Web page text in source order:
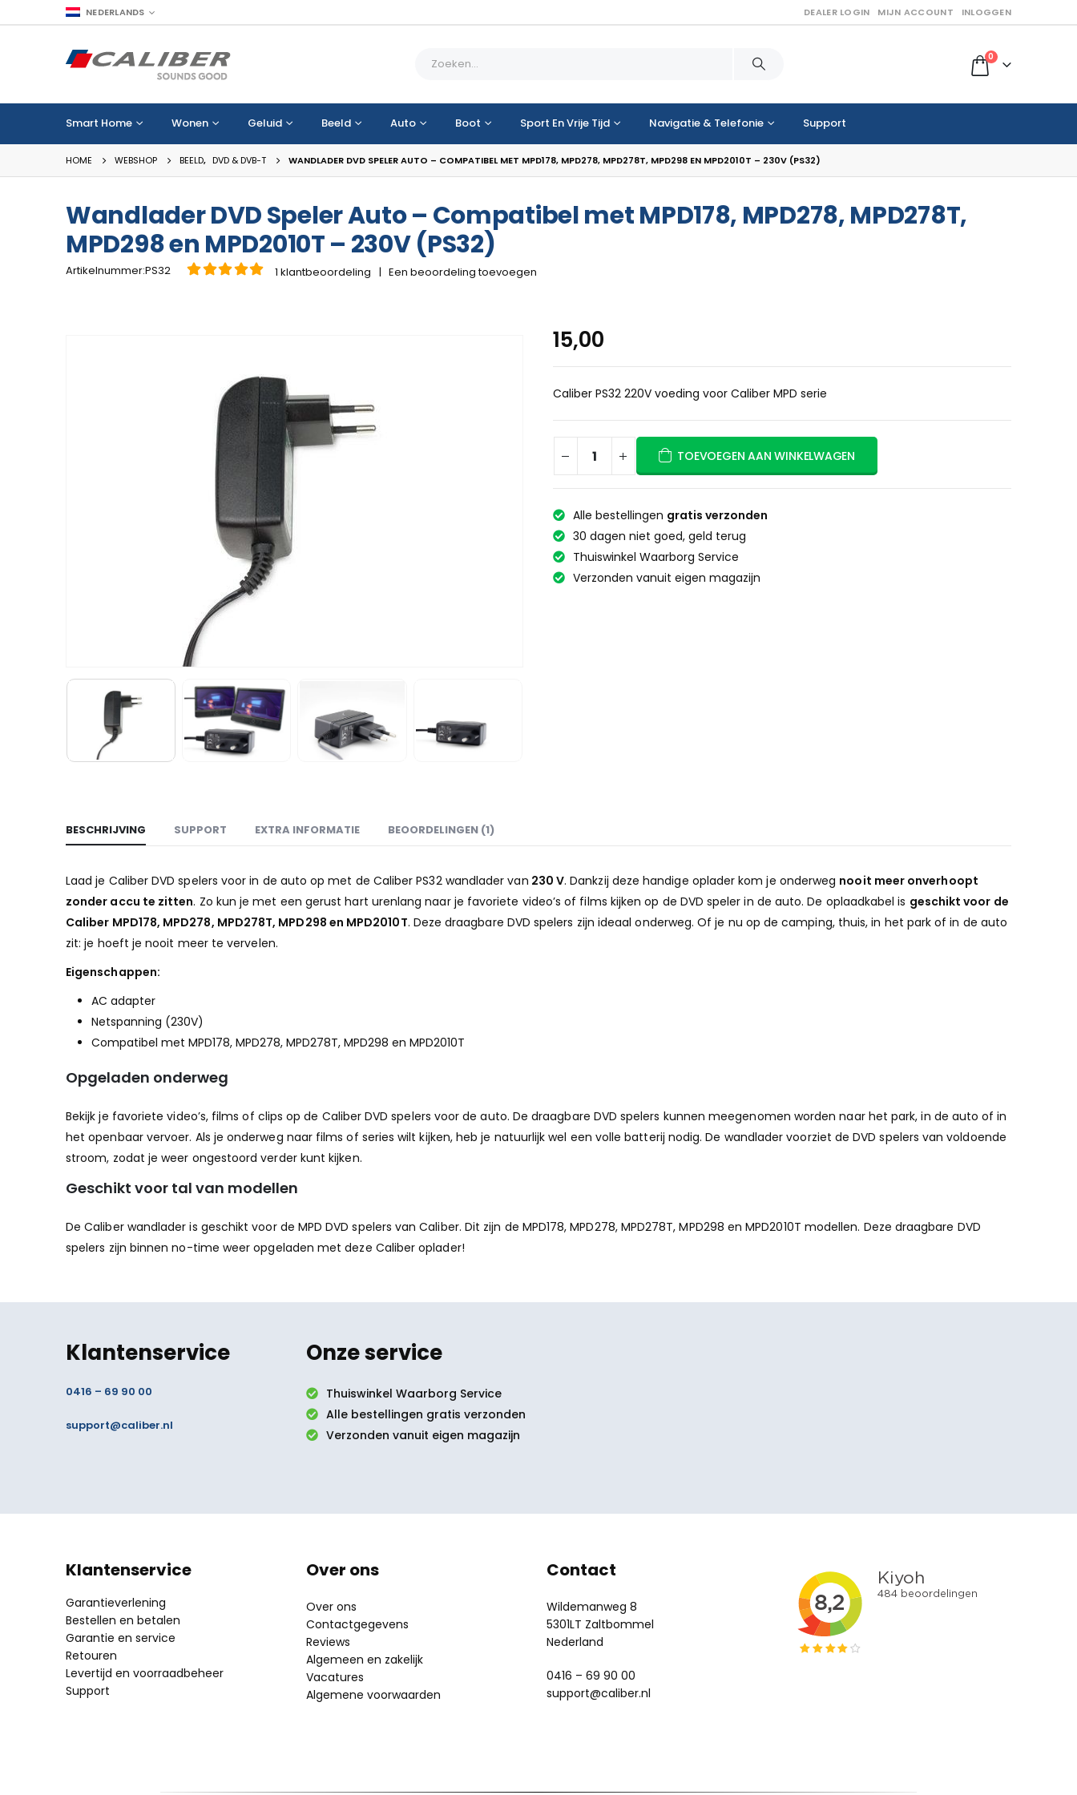
NEDERLANDS DEALER LOGIN MIJN ACCOUNT INLOGGEN
0
Smart Home Wonen Geluid Beeld Auto Boot Sport En Vrije Tijd Navigatie & Telefonie Support
HOME WEBSHOP BEELD, DVD & DVB-T WANDLADER DVD SPELER AUTO – COMPATIBEL MET MPD178, MPD278, MPD278T, MPD298 EN MPD2010T – 230V (PS32)
Wandlader DVD Speler Auto – Compatibel met MPD178, MPD278, MPD278T,
MPD298 en MPD2010T – 230V (PS32)
Artikelnummer:PS32 1 klantbeoordeling | Een beoordeling toevoegen
15,00
Caliber PS32 220V voeding voor Caliber MPD serie
TOEVOEGEN AAN WINKELWAGEN
Alle bestellingen gratis verzonden
30 dagen niet goed, geld terug
Thuiswinkel Waarborg Service
Verzonden vanuit eigen magazijn
BESCHRIJVING SUPPORT EXTRA INFORMATIE BEOORDELINGEN (1)
Laad je Caliber DVD spelers voor in de auto op met de Caliber PS32 wandlader van 230 V. Dankzij deze handige oplader kom je onderweg nooit meer onverhoopt
zonder accu te zitten. Zo kun je met een gerust hart urenlang naar je favoriete video’s of films kijken op de DVD speler in de auto. De oplaadkabel is geschikt voor de
Caliber MPD178, MPD278, MPD278T, MPD298 en MPD2010T. Deze draagbare DVD spelers zijn ideaal onderweg. Of je nu op de camping, thuis, in het park of in de auto
zit: je hoeft je nooit meer te vervelen.
Eigenschappen:
AC adapter
Netspanning (230V)
Compatibel met MPD178, MPD278, MPD278T, MPD298 en MPD2010T
Opgeladen onderweg
Bekijk je favoriete video’s, films of clips op de Caliber DVD spelers voor de auto. De draagbare DVD spelers kunnen meegenomen worden naar het park, in de auto of in
het openbaar vervoer. Als je onderweg naar films of series wilt kijken, heb je natuurlijk wel een volle batterij nodig. De wandlader voorziet de DVD spelers van voldoende
stroom, zodat je weer ongestoord verder kunt kijken.
Geschikt voor tal van modellen
De Caliber wandlader is geschikt voor de MPD DVD spelers van Caliber. Dit zijn de MPD178, MPD278, MPD278T, MPD298 en MPD2010T modellen. Deze draagbare DVD
spelers zijn binnen no-time weer opgeladen met deze Caliber oplader!
Klantenservice
0416 – 69 90 00
support@caliber.nl
Onze service
Thuiswinkel Waarborg Service
Alle bestellingen gratis verzonden
Verzonden vanuit eigen magazijn
Klantenservice
Garantieverlening
Bestellen en betalen
Garantie en service
Retouren
Levertijd en voorraadbeheer
Support
Over ons
Over ons
Contactgegevens
Reviews
Algemeen en zakelijk
Vacatures
Algemene voorwaarden
Contact
Wildemanweg 8
5301LT Zaltbommel
Nederland
0416 – 69 90 00
support@caliber.nl